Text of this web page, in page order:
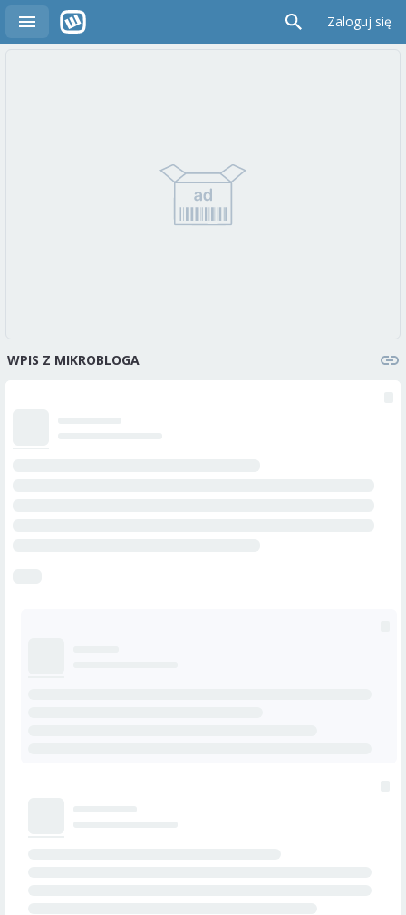
Zaloguj się
WPIS Z MIKROBLOGA